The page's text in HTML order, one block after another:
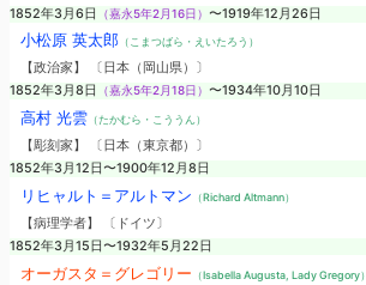
1852年3月6日
（嘉永5年2月16日） 〜1919年12月26日
小松原 英太郎（こまつばら・えいたろう）
【政治家】 〔日本（岡山県）〕
1852年3月8日
（嘉永5年2月18日） 〜1934年10月10日
高村 光雲（たかむら・こううん）
【彫刻家】 〔日本（東京都）〕
1852年3月12日〜1900年12月8日
リヒャルト＝アルトマン （Richard Altmann）
【病理学者】 〔ドイツ〕
1852年3月15日〜1932年5月22日
オーガスタ＝グレゴリー （Isabella Augusta, Lady Gregory）